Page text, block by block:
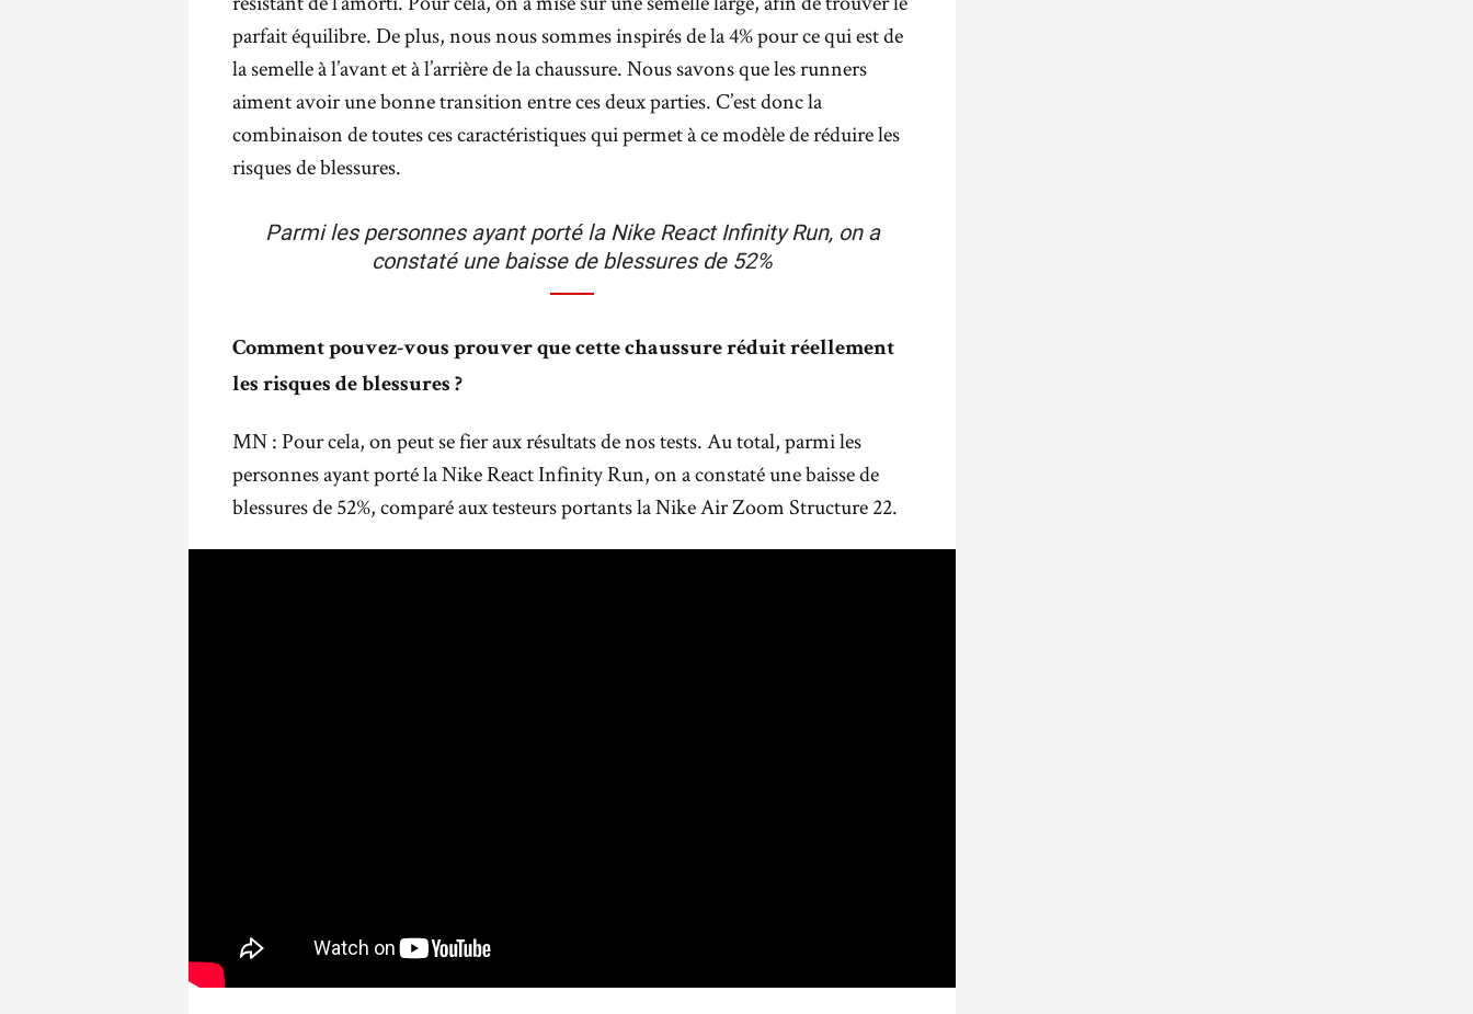
parfait équilibre. De plus, nous nous sommes inspirés de la 4% pour ce qui est de
la semelle à l’avant et à l’arrière de la chaussure. Nous savons que les runners
aiment avoir une bonne transition entre ces deux parties. C’est donc la
combinaison de toutes ces caractéristiques qui permet à ce modèle de réduire les
risques de blessures.
Parmi les personnes ayant porté la Nike React Infinity Run, on a
constaté une baisse de blessures de 52%
Comment pouvez-vous prouver que cette chaussure réduit réellement
les risques de blessures ?
MN : Pour cela, on peut se fier aux résultats de nos tests. Au total, parmi les
personnes ayant porté la Nike React Infinity Run, on a constaté une baisse de
blessures de 52%, comparé aux testeurs portants la Nike Air Zoom Structure 22.